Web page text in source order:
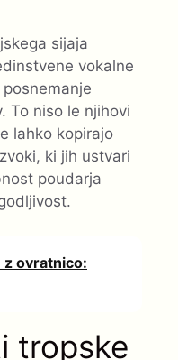
sijaja
vokalne
To niso le njihovi
lahko kopirajo
ki jih ustvari
poudarja
z ovratnico:
tropske